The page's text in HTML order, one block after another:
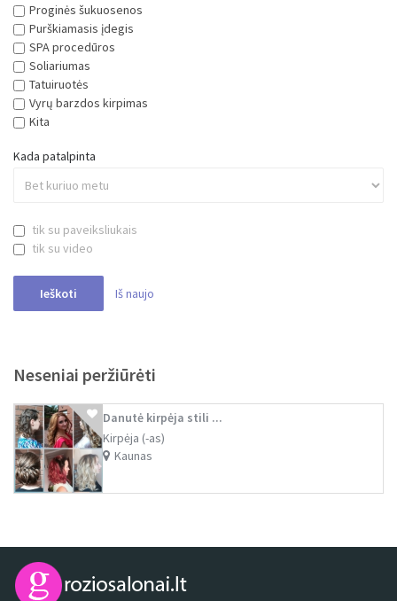
Proginės šukuosenos
Purškiamasis įdegis
SPA procedūros
Soliariumas
Tatuiruotės
Vyrų barzdos kirpimas
Kita
Kada patalpinta
tik su paveiksliukais
tik su video
Ieškoti Iš naujo
Neseniai peržiūrėti
Danutė kirpėja stili ...
Kirpėja (-as)
Kaunas